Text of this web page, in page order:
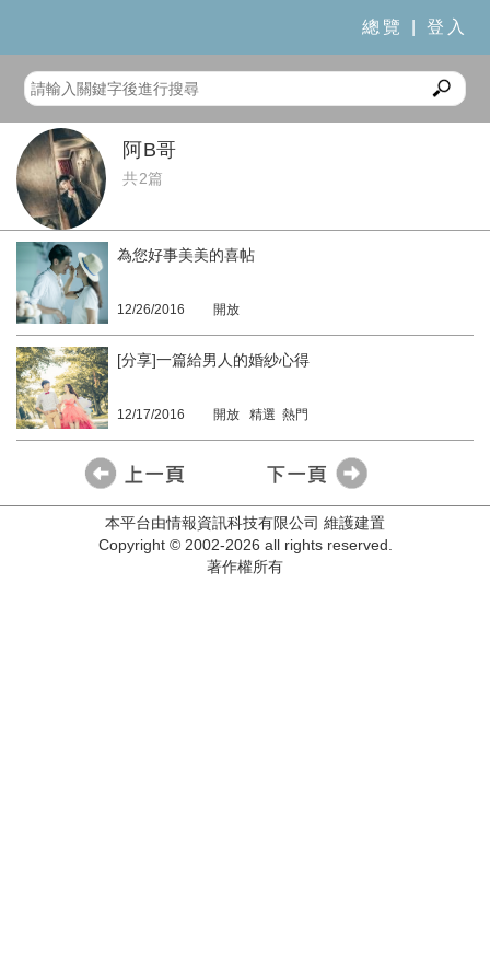
總覽 登入
阿B哥
共2篇
為您好事美美的喜帖
12/26/2016 開放
[分享]一篇給男人的婚紗心得
12/17/2016 開放 精選 熱門
本平台由情報資訊科技有限公司 維護建置
Copyright © 2002-2026 all rights reserved.
著作權所有